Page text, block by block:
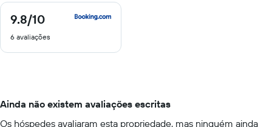
9.8/10
9.8
10
6 avaliações
Ainda não existem avaliações escritas
Os hóspedes avaliaram esta propriedade, mas ninguém ainda